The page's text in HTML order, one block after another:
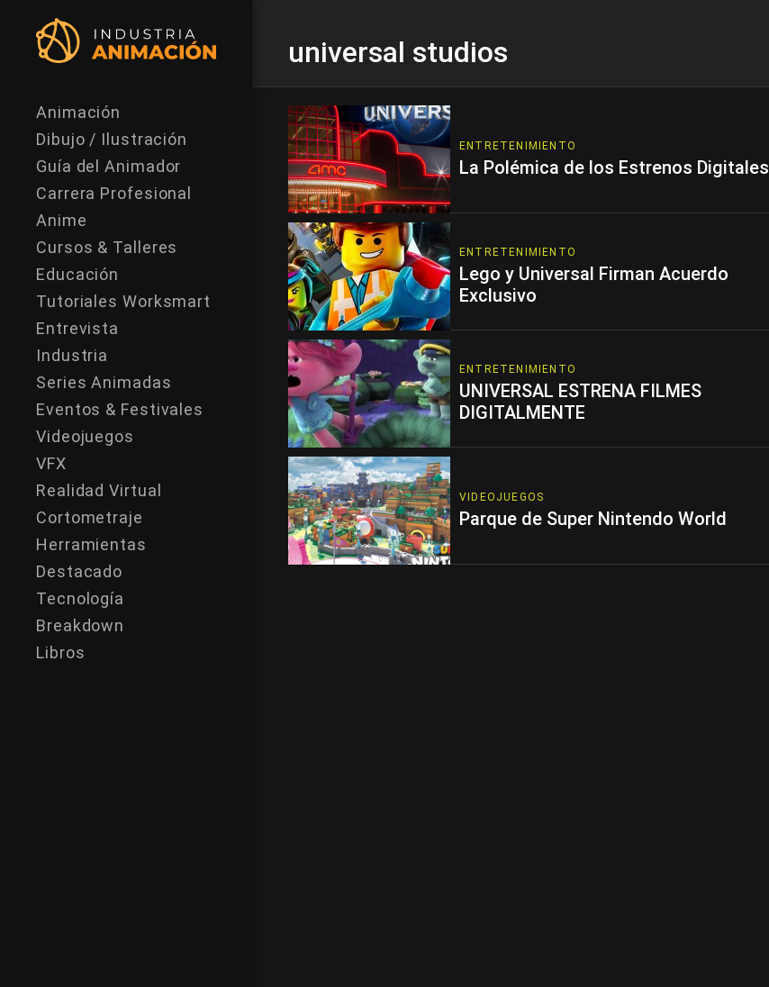
Animación
Dibujo / Ilustración
Guía del Animador
Carrera Profesional
Anime
Cursos & Talleres
Educación
Tutoriales Worksmart
Entrevista
Industria
Series Animadas
Eventos & Festivales
Videojuegos
VFX
Realidad Virtual
Cortometraje
Herramientas
Destacado
Tecnología
Breakdown
Libros
universal studios
ENTRETENIMIENTO
La Polémica de los Estrenos Digitales
ENTRETENIMIENTO
Lego y Universal Firman Acuerdo
Exclusivo
ENTRETENIMIENTO
UNIVERSAL ESTRENA FILMES
DIGITALMENTE
VIDEOJUEGOS
Parque de Super Nintendo World